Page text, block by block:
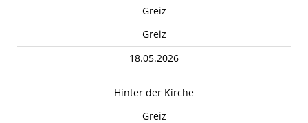
Greiz
Greiz
18.05.2026
Hinter der Kirche
Greiz